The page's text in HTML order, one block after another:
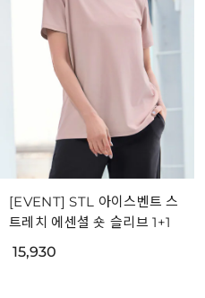
[EVENT] STL 아이스벤트 스
트레치 에센셜 숏 슬리브 1+1
15,930